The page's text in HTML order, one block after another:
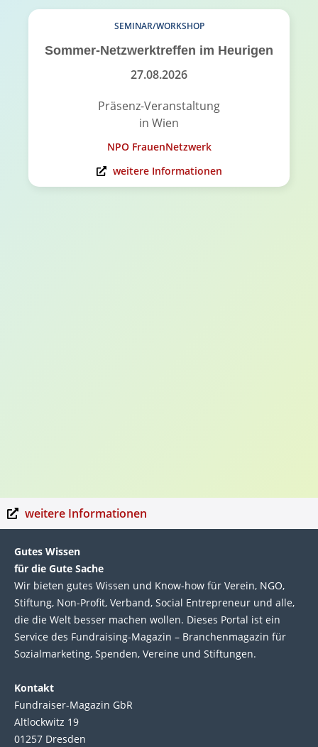
SEMINAR/WORKSHOP
Sommer-Netzwerktreffen im Heurigen
27.08.2026
Präsenz-Veranstaltung
in Wien
NPO FrauenNetzwerk
weitere Informationen
weitere Informationen
Gutes Wissen
für die Gute Sache
Wir bie­ten gutes Wis­sen und Know-how für Ver­ein, NGO,
Stif­tung, Non-Profit, Ver­band, Social Entre­pre­neur und alle,
die die Welt bes­ser machen wol­len. Die­ses Por­tal ist ein
Service des Fund­raising-Magazin – Bran­chen­magazin für
Sozial­marke­ting, Spen­den, Ver­eine und Stif­tun­gen.
Kontakt
Fundraiser-Magazin GbR
Altlockwitz 19
01257 Dresden